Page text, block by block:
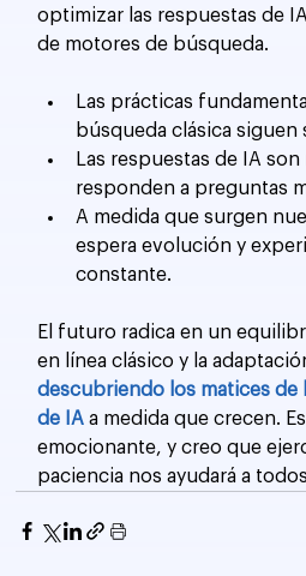
optimizar las respuestas de
de motores de búsqueda.
Las prácticas
búsqueda clásica
Las respuestas de IA
responden a preguntas
A medida que surgen
espera evolución y
constante.
El futuro radica en un
en línea clásico y la
descubriendo los matices de
de IA a medida que crecen.
emocionante, y creo que
paciencia nos ayudará a